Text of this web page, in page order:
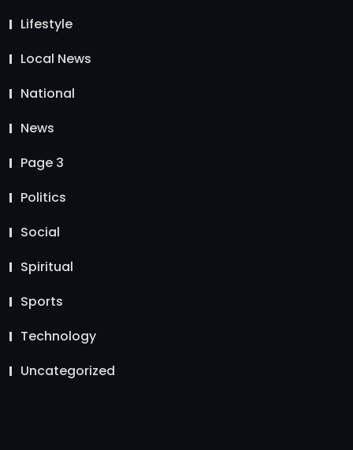
Lifestyle
Local News
National
News
Page 3
Politics
Social
Spiritual
Sports
Technology
Uncategorized